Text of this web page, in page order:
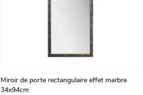
Miroir de porte rectangulaire effet marbre
34x94cm